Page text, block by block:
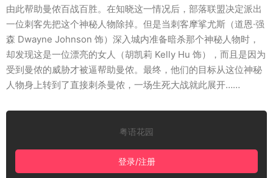
由此帮助曼侬百战百胜。在知晓这一情况后，部落联盟决定派出
一位刺客先把这个神秘人物除掉。但是当刺客摩挲尤斯（道恩·强
森 Dwayne Johnson 饰）深入城内准备暗杀那个神秘人物时，
却发现这是一位漂亮的女人（胡凯莉 Kelly Hu 饰），而且是因为
受到曼侬的威胁才被逼帮助曼侬。最终，他们的目标从这位神秘
人物身上转到了直接刺杀曼侬，一场生死大战就此展开……
粤语花园
登录/注册